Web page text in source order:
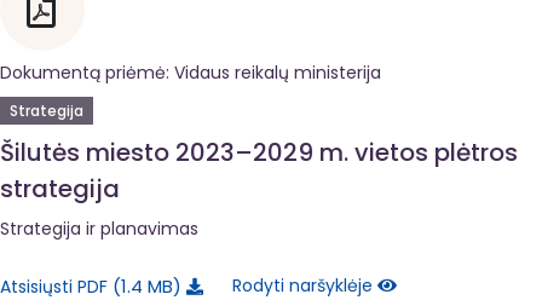
Dokumentą priėmė: Vidaus reikalų ministerija
Strategija
Šilutės miesto 2023–2029 m. vietos plėtros
strategija
Strategija ir planavimas
Atsisiųsti PDF 1.4 MB
Rodyti naršyklėje